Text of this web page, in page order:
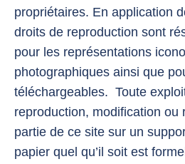
propriétaires. En application
droits de reproduction sont
pour les représentations
photographiques ainsi que
téléchargeables. Toute
reproduction, modification ou
partie de ce site sur un
papier quel qu’il soit est